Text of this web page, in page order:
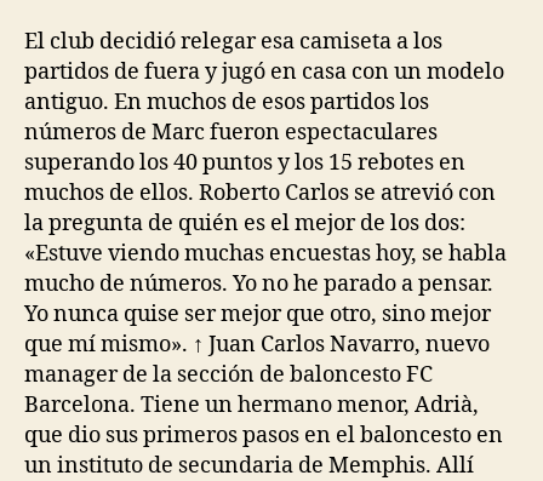
El club decidió relegar esa camiseta a los
partidos de fuera y jugó en casa con un modelo
antiguo. En muchos de esos partidos los
números de Marc fueron espectaculares
superando los 40 puntos y los 15 rebotes en
muchos de ellos. Roberto Carlos se atrevió con
la pregunta de quién es el mejor de los dos:
«Estuve viendo muchas encuestas hoy, se habla
mucho de números. Yo no he parado a pensar.
Yo nunca quise ser mejor que otro, sino mejor
que mí mismo». ↑ Juan Carlos Navarro, nuevo
manager de la sección de baloncesto FC
Barcelona. Tiene un hermano menor, Adrià,
que dio sus primeros pasos en el baloncesto en
un instituto de secundaria de Memphis. Allí